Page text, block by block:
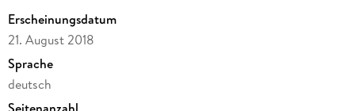
Vettel, wird ein Mann an der Autobahn auf einem Windrad
gekreuzigt, gerät eine Wilhelm-Busch-Expertin im Radio
komplett aus der Fassung. Vor einigen Jahren hat Heinz
Strunk eine Sammlung mit Erzählungen von Botho Strauss
herausgegeben; die kurze Form liegt ihm am Herzen. Dies ist
Erscheinungsdatum
21. August 2018
Sprache
deutsch